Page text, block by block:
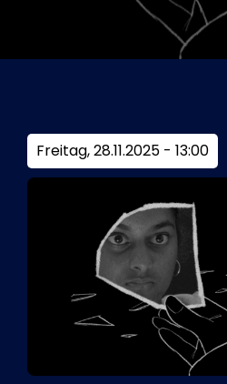
Kurier Romy 2026
Freitag, 28.11.2025 - 13:00